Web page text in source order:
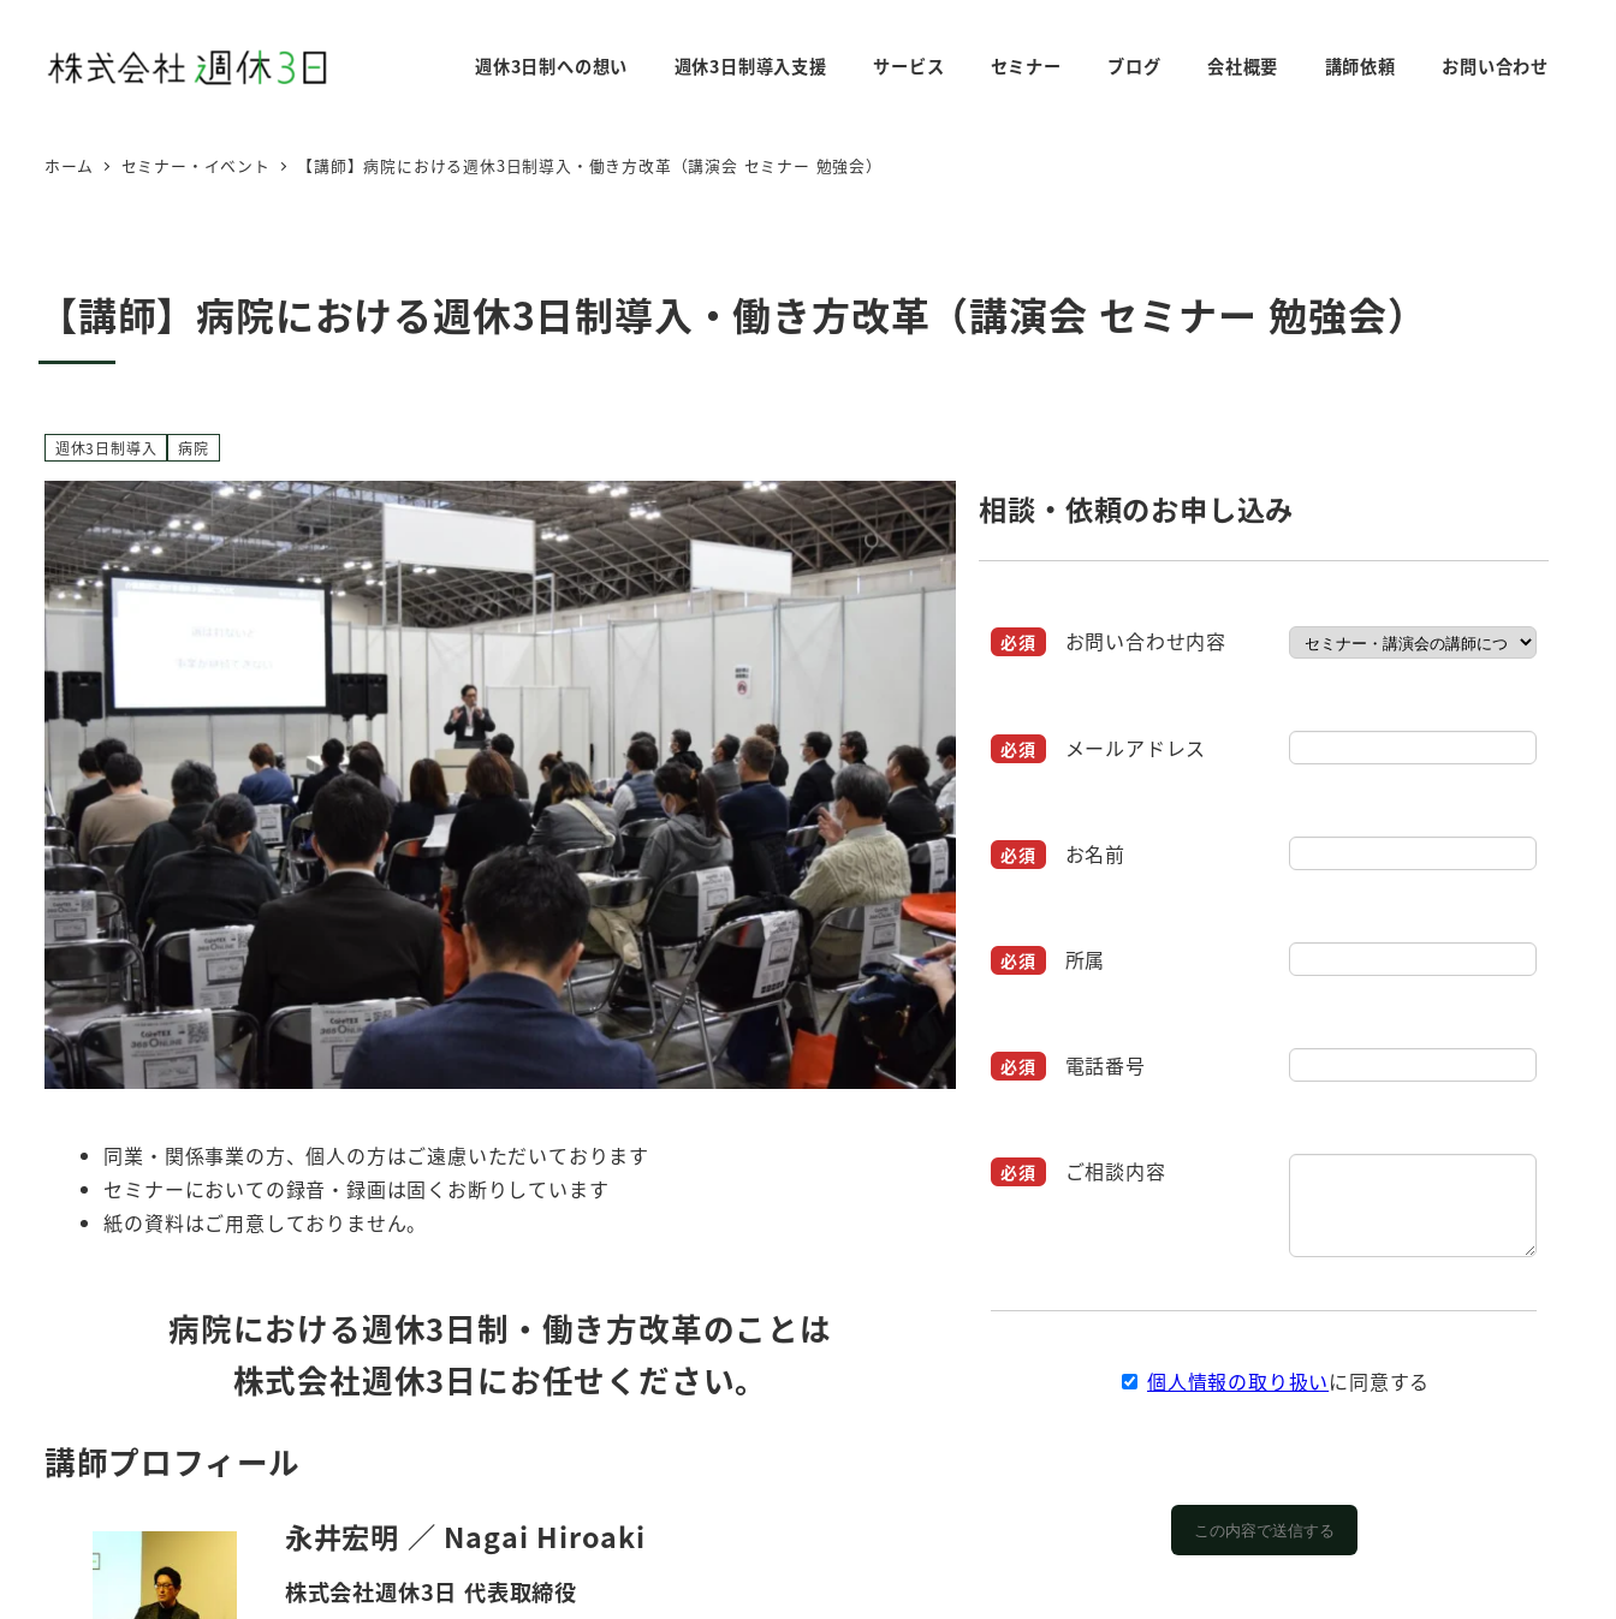
週休3日制への想い 週休3日制導入支援 サービス セミナー ブログ 会社概要 講師依頼 お問い合わせ
ホーム セミナー・イベント 【講師】病院における週休3日制導入・働き方改革（講演会 セミナー 勉強会）
【講師】病院における週休3日制導入・働き方改革（講演会 セミナー 勉強会）
週休3日制導入 病院
同業・関係事業の方、個人の方はご遠慮いただいております
セミナーにおいての録音・録画は固くお断りしています
紙の資料はご用意しておりません。
病院における週休3日制・働き方改革のことは
株式会社週休3日にお任せください。
講師プロフィール
永井宏明 ／ Nagai Hiroaki
株式会社週休3日 代表取締役
相談・依頼のお申し込み
お問い合わせ内容
メールアドレス
お名前
所属
電話番号
ご相談内容
個人情報の取り扱いに同意する